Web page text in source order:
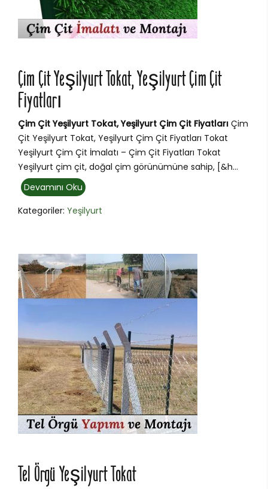
Çim Çit Yeşilyurt Tokat, Yeşilyurt Çim Çit
Fiyatları
Çim Çit Yeşilyurt Tokat, Yeşilyurt Çim Çit Fiyatları Çim
Çit Yeşilyurt Tokat, Yeşilyurt Çim Çit Fiyatları Tokat
Yeşilyurt Çim Çit İmalatı – Çim Çit Fiyatları Tokat
Yeşilyurt çim çit, doğal çim görünümüne sahip, [&h...
Devamını Oku
Kategoriler: Yeşilyurt
Tel Örgü Yeşilyurt Tokat